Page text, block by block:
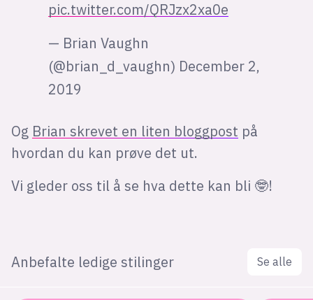
pic.twitter.com/QRJzx2xa0e
— Brian Vaughn
(@brian_d_vaughn) December 2,
2019
Og Brian skrevet en liten bloggpost på
hvordan du kan prøve det ut.
Vi gleder oss til å se hva dette kan bli 🤓!
Anbefalte ledige stilinger Se alle